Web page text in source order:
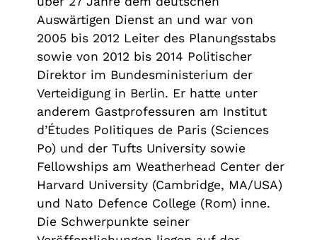
Auswärtigen Dienst an und war von
2005 bis 2012 Leiter des Planungsstabs
sowie von 2012 bis 2014 Politischer
Direktor im Bundesministerium der
Verteidigung in Berlin. Er hatte unter
anderem Gastprofessuren am Institut
d’Études PoIitiques de Paris (Sciences
Po) und der Tufts University sowie
Fellowships am Weatherhead Center der
Harvard University (Cambridge, MA/USA)
und Nato Defence College (Rom) inne.
Die Schwerpunkte seiner